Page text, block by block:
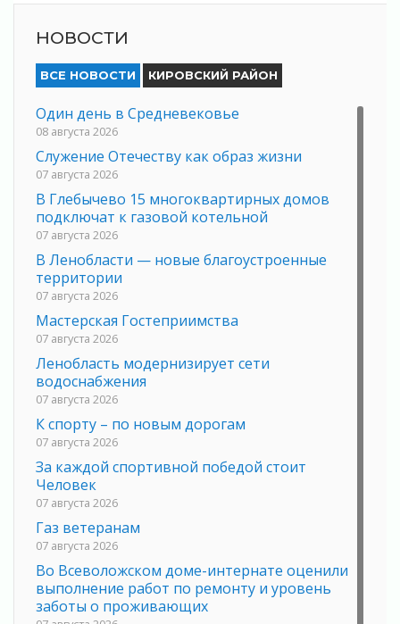
НОВОСТИ
ВСЕ НОВОСТИ КИРОВСКИЙ РАЙОН
Один день в Средневековье
08 августа 2026
Служение Отечеству как образ жизни
07 августа 2026
В Глебычево 15 многоквартирных домов
подключат к газовой котельной
07 августа 2026
В Ленобласти — новые благоустроенные
территории
07 августа 2026
Мастерская Гостеприимства
07 августа 2026
Ленобласть модернизирует сети
водоснабжения
07 августа 2026
К спорту – по новым дорогам
07 августа 2026
За каждой спортивной победой стоит
Человек
07 августа 2026
Газ ветеранам
07 августа 2026
Во Всеволожском доме-интернате оценили
выполнение работ по ремонту и уровень
заботы о проживающих